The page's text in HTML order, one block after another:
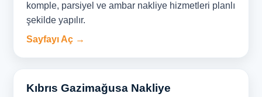
komple, parsiyel ve ambar nakliye hizmetleri planlı
şekilde yapılır.
Sayfayı Aç →
Kıbrıs Gazimağusa Nakliye